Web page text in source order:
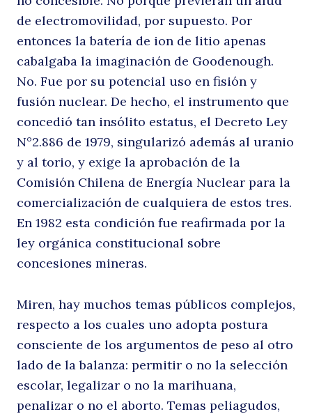
de electromovilidad, por supuesto. Por
entonces la batería de ion de litio apenas
cabalgaba la imaginación de Goodenough.
No. Fue por su potencial uso en fisión y
fusión nuclear. De hecho, el instrumento que
concedió tan insólito estatus, el Decreto Ley
N°2.886 de 1979, singularizó además al uranio
y al torio, y exige la aprobación de la
Comisión Chilena de Energía Nuclear para la
comercialización de cualquiera de estos tres.
En 1982 esta condición fue reafirmada por la
ley orgánica constitucional sobre
concesiones mineras.
Miren, hay muchos temas públicos complejos,
respecto a los cuales uno adopta postura
consciente de los argumentos de peso al otro
lado de la balanza: permitir o no la selección
escolar, legalizar o no la marihuana,
penalizar o no el aborto. Temas peliagudos,